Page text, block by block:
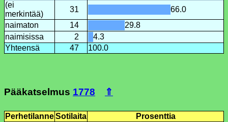
(ei
merkintää)
31
66.0
naimaton
14
29.8
naimisissa
2
4.3
Yhteensä
47 100.0
Pääkatselmus 1778 ⇑
PerhetilanneSotilaita
Prosenttia